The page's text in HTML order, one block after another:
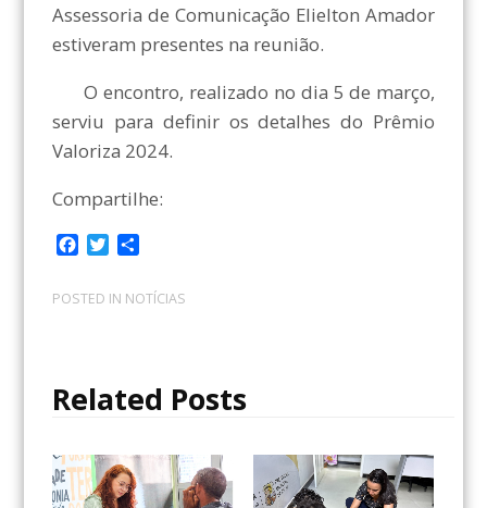
Assessoria de Comunicação Elielton Amador
estiveram presentes na reunião.
O encontro, realizado no dia 5 de março,
serviu para definir os detalhes do Prêmio
Valoriza 2024.
Compartilhe:
c
e
k
i
t
m
p
i
a
r
POSTED IN NOTÍCIAS
Related Posts